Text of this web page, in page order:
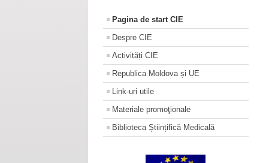
Pagina de start CIE
Despre CIE
Activități CIE
Republica Moldova și UE
Link-uri utile
Materiale promoţionale
Biblioteca Științifică Medicală